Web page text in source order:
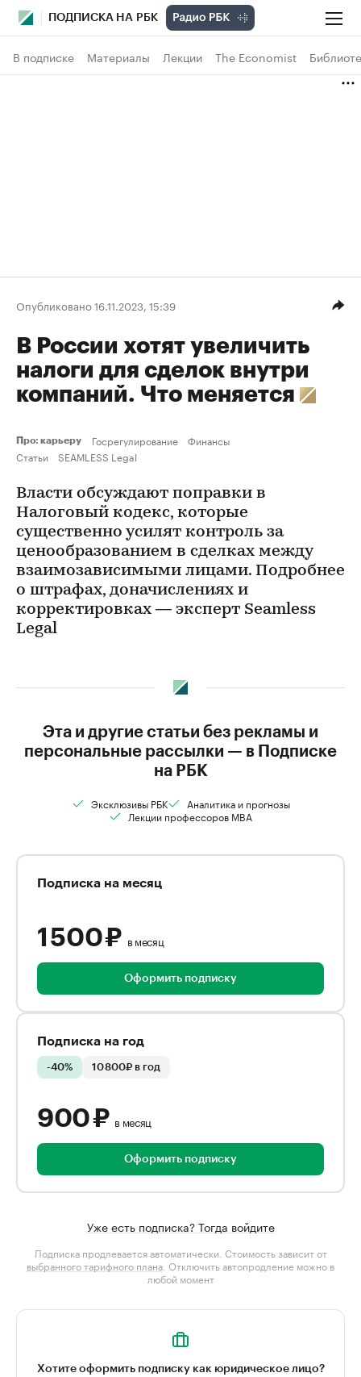
ПОДПИСКА НА РБК
В подписке Материалы Лекции The Economist
Опубликовано 16.11.2023, 15:39
В России хотят увеличить
налоги для сделок внутри
компаний. Что меняется
Про: карьеру Госрегулирование
Финансы
Статьи
SEAMLESS Legal
Власти обсуждают поправки в
Налоговый кодекс, которые
существенно усилят контроль за
ценообразованием в сделках между
взаимозависимыми лицами. Подробнее
о штрафах, доначислениях и
корректировках — эксперт Seamless
Legal
Эта и другие статьи без рекламы и
персональные рассылки — в Подписке
на РБК
Эксклюзивы РБК
Аналитика и прогнозы
Лекции профессоров MBA
Подписка на месяц
1 500 ₽ в месяц
Оформить подписку
Подписка на год
-40% 10 800₽ в год
900 ₽ в месяц
Оформить подписку
Уже есть подписка? Тогда войдите
Подписка продлевается автоматически. Стоимость зависит от
выбранного тарифного плана . Отключить автопродление можно в
любой момент
Хотите оформить подписку как юридическое лицо?